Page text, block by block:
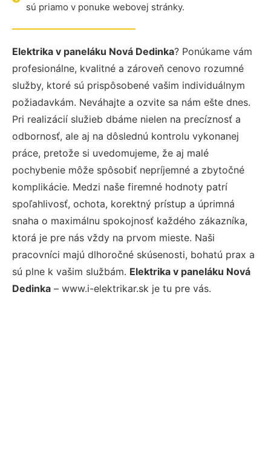
sú priamo v ponuke webovej stránky.
Elektrika v paneláku Nová Dedinka? Ponúkame vám
profesionálne, kvalitné a zároveň cenovo rozumné
služby, ktoré sú prispôsobené vašim individuálnym
požiadavkám. Neváhajte a ozvite sa nám ešte dnes.
Pri realizácií služieb dbáme nielen na precíznosť a
odbornosť, ale aj na dôslednú kontrolu vykonanej
práce, pretože si uvedomujeme, že aj malé
pochybenie môže spôsobiť nepríjemné a zbytočné
komplikácie. Medzi naše firemné hodnoty patrí
spoľahlivosť, ochota, korektný prístup a úprimná
snaha o maximálnu spokojnosť každého zákazníka,
ktorá je pre nás vždy na prvom mieste. Naši
pracovníci majú dlhoročné skúsenosti, bohatú prax a
sú plne k vašim službám. Elektrika v paneláku Nová
Dedinka – www.i-elektrikar.sk je tu pre vás.